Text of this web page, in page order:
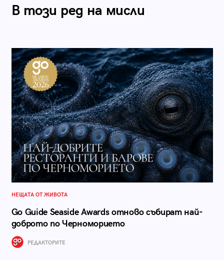
В този ред на мисли
НЕЩАТА ОТ ЖИВОТА
Go Guide Seaside Awards отново събират най-
доброто по Черноморието
РЕДАКТОРИТЕ